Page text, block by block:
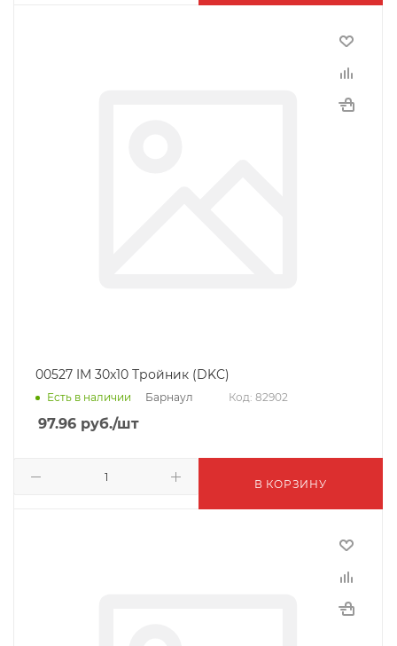
00527 IM 30x10 Тройник (DKC)
Есть в наличии Барнаул Код: 82902
97.96 руб./шт
В КОРЗИНУ